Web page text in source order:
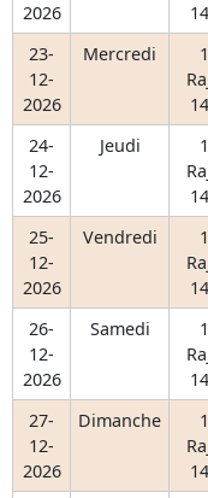
2026
23-
12-
2026
Mercredi
24-
12-
2026
Jeudi
25-
12-
2026
Vendredi
26-
12-
2026
Samedi
27-
12-
2026
Dimanche